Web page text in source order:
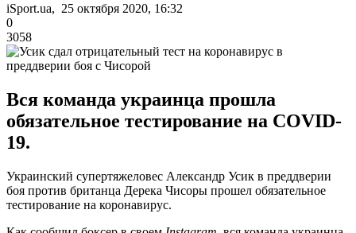
iSport.ua, 25 октября 2020, 16:32
0
3058
Вся команда украинца прошла
обязательное тестирование на COVID-
19.
Украинский супертяжеловес Александр Усик в преддверии
боя против британца Дерека Чисоры прошел обязательное
тестирование на коронавирус.